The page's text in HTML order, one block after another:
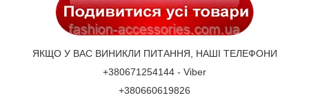
ЯКЩО У ВАС ВИНИКЛИ ПИТАННЯ, НАШІ ТЕЛЕФОНИ
+380671254144 - Viber
+380660619826